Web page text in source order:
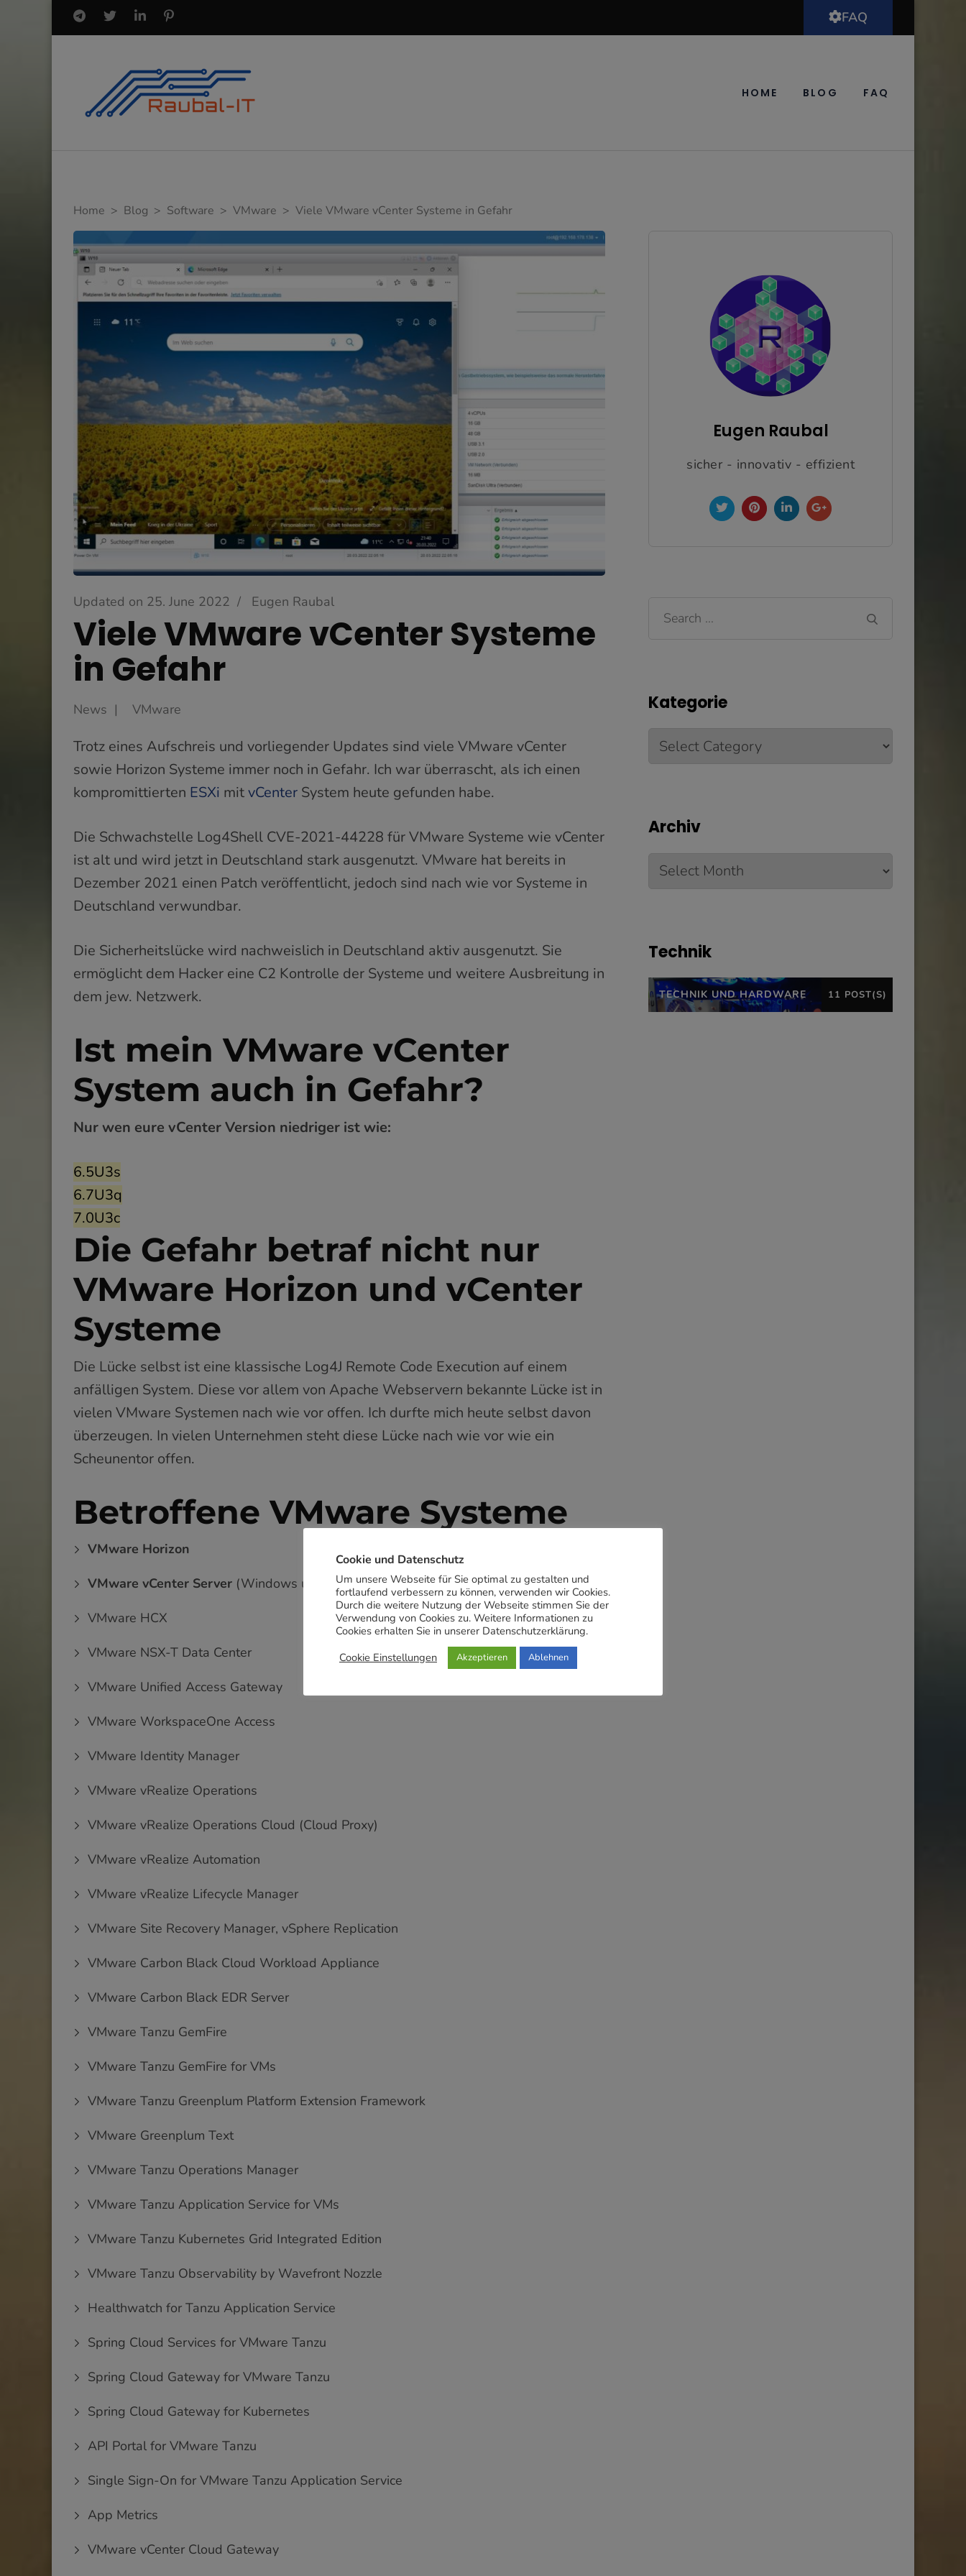
FAQ
HOME BLOG FAQ
Home > Blog > Software > VMware > Viele VMware vCenter Systeme in Gefahr
Updated on 25. June 2022 / Eugen Raubal
Viele VMware vCenter Systeme
in Gefahr
News VMware
Trotz eines Aufschreis und vorliegender Updates sind viele VMware vCenter
sowie Horizon Systeme immer noch in Gefahr. Ich war überrascht, als ich einen
kompromittierten ESXi mitvCenter System heute gefunden habe.
Die Schwachstelle Log4Shell CVE-2021-44228 für VMware Systeme wie vCenter
ist alt und wird jetzt in Deutschland stark ausgenutzt. VMware hat bereits in
Dezember 2021 einen Patch veröffentlicht, jedoch sind nach wie vor Systeme in
Deutschland verwundbar.
Die Sicherheitslücke wird nachweislich in Deutschland aktiv ausgenutzt. Sie
ermöglicht dem Hacker eine C2 Kontrolle der Systeme und weitere Ausbreitung in
dem jew. Netzwerk.
Ist mein VMware vCenter
System auch in Gefahr?
Nur wen eure vCenter Version niedriger ist wie:
6.5U3s
6.7U3q
7.0U3c
Die Gefahr betraf nicht nur
VMware Horizon und vCenter
Systeme
Die Lücke selbst ist eine klassische Log4J Remote Code Execution auf einem
anfälligen System. Diese vor allem von Apache Webservern bekannte Lücke ist in
vielen VMware Systemen nach wie vor offen. Ich durfte mich heute selbst davon
überzeugen. In vielen Unternehmen steht diese Lücke nach wie vor wie ein
Scheunentor offen.
Betroffene VMware Systeme
VMware Horizon
VMware vCenter Server (Windows und Virtuell)
VMware HCX
VMware NSX-T Data Center
VMware Unified Access Gateway
VMware WorkspaceOne Access
VMware Identity Manager
VMware vRealize Operations
VMware vRealize Operations Cloud (Cloud Proxy)
VMware vRealize Automation
VMware vRealize Lifecycle Manager
VMware Site Recovery Manager, vSphere Replication
VMware Carbon Black Cloud Workload Appliance
VMware Carbon Black EDR Server
VMware Tanzu GemFire
VMware Tanzu GemFire for VMs
VMware Tanzu Greenplum Platform Extension Framework
VMware Greenplum Text
VMware Tanzu Operations Manager
VMware Tanzu Application Service for VMs
VMware Tanzu Kubernetes Grid Integrated Edition
VMware Tanzu Observability by Wavefront Nozzle
Healthwatch for Tanzu Application Service
Spring Cloud Services for VMware Tanzu
Spring Cloud Gateway for VMware Tanzu
Spring Cloud Gateway for Kubernetes
API Portal for VMware Tanzu
Single Sign-On for VMware Tanzu Application Service
App Metrics
VMware vCenter Cloud Gateway
Eugen Raubal
sicher - innovativ - effizient
Search
Kategorie
Kategorie
Archiv
Archiv
Technik
TECHNIK UND HARDWARE 11 POST(S)
Cookie und Datenschutz
Um unsere Webseite für Sie optimal zu gestalten und
fortlaufend verbessern zu können, verwenden wir Cookies.
Durch die weitere Nutzung der Webseite stimmen Sie der
Verwendung von Cookies zu. Weitere Informationen zu
Cookies erhalten Sie in unserer Datenschutzerklärung.
Cookie Einstellungen
Akzeptieren Ablehnen